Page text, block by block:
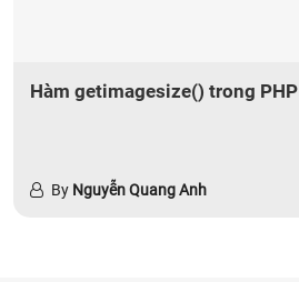
Hàm getimagesize() trong PHP
By Nguyễn Quang Anh